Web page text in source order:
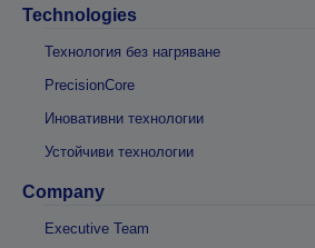
Technologies
Технология без нагряване
PrecisionCore
Иновативни технологии
Устойчиви технологии
Company
Executive Team